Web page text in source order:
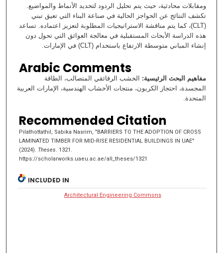
ومقابلات محادثية، حيث يتم تحليل الردود لتحديد الأنماط والمواضيع.
تكشف النتائج عن الحواجز الحالية في صناعة البناء التي تعيق تبني
(CLT)، كما يتم مناقشة الاستراتيجيات المطلوبة لتعزيز اعتماده. تساعد
هذه الدراسة الأبحاث المستقبلية في معالجة العوائق التي تحول دون
إنشاء المباني متوسطة الارتفاع باستخدام (CLT) في الإمارات.
Arabic Comments
مفاهيم البحث الرئيسية: الخشب الرقائقي المتصالب، الطاقة
المجسدة، احتجاز الكربون، منتجات الأخشاب الهندسية، الإمارات العربية
المتحدة.
Recommended Citation
Pilathottathil, Sabika Nasrim, "BARRIERS TO THE ADOPTION OF CROSS
LAMINATED TIMBER FOR MID-RISE RESIDENTIAL BUILDINGS IN UAE"
(2024). Theses. 1321.
https://scholarworks.uaeu.ac.ae/all_theses/1321
INCLUDED IN
Architectural Engineering Commons